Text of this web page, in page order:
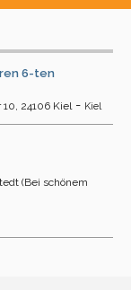
6-ten
24106 Kiel- Kiel
(Bei schönem